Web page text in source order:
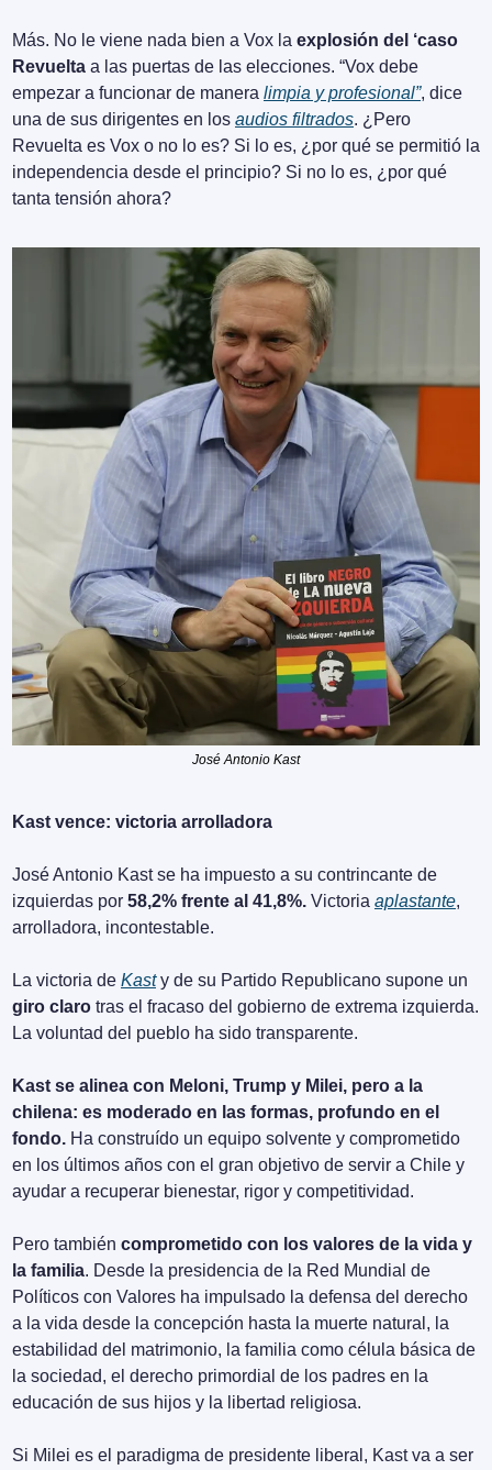
Más. No le viene nada bien a Vox la explosión del ‘caso
Revuelta a las puertas de las elecciones. “Vox debe
empezar a funcionar de manera limpia y profesional”, dice
una de sus dirigentes en los audios filtrados. ¿Pero
Revuelta es Vox o no lo es? Si lo es, ¿por qué se permitió la
independencia desde el principio? Si no lo es, ¿por qué
tanta tensión ahora?
José Antonio Kast
Kast vence: victoria arrolladora
José Antonio Kast se ha impuesto a su contrincante de
izquierdas por 58,2% frente al 41,8%. Victoria aplastante,
arrolladora, incontestable.
La victoria de Kast
giro claro tras el fracaso del gobierno de extrema izquierda.
La voluntad del pueblo ha sido transparente.
Kast se alinea con Meloni, Trump y Milei, pero a la
chilena: es moderado en las formas, profundo en el
fondo. Ha construído un equipo solvente y comprometido
en los últimos años con el gran objetivo de servir a Chile y
ayudar a recuperar bienestar, rigor y competitividad.
Pero también comprometido con los valores de la vida y
la familia. Desde la presidencia de la Red Mundial de
Políticos con Valores ha impulsado la defensa del derecho
a la vida desde la concepción hasta la muerte natural, la
estabilidad del matrimonio, la familia como célula básica de
la sociedad, el derecho primordial de los padres en la
educación de sus hijos y la libertad religiosa.
Si Milei es el paradigma de presidente liberal, Kast va a ser